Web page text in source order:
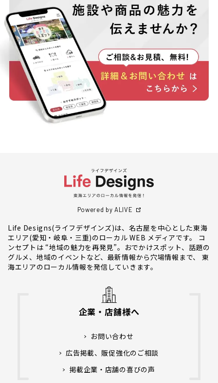
Powered by ALIVE
Life Designs(ライフデザインズ)は、名古屋を中心とした東海
エリア(愛知・岐阜・三重)のローカル WEB メディアです。 コ
ンセプトは “地域の魅力を再発見”。おでかけスポット、話題の
グルメ、地域のイベントなど、最新情報から穴場情報まで、 東
海エリアのローカル情報を発信していきます。
企業・店舗様へ
お問い合わせ
広告掲載、販促強化のご相談
掲載企業・店舗の喜びの声